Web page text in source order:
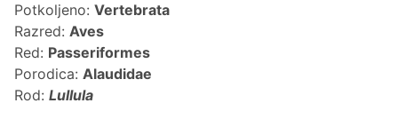
Potkoljeno: Vertebrata
Razred: Aves
Red: Passeriformes
Porodica: Alaudidae
Rod: Lullula